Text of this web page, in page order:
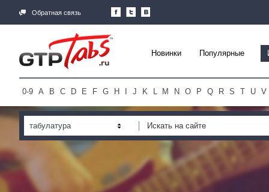
Обратная связь
Новинки Популярные
0-9 A B C D E F G H J K L M N O P Q R S T U V
табулатура